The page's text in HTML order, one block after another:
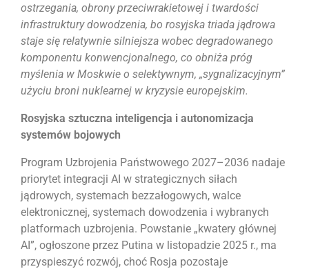
ostrzegania, obrony przeciwrakietowej i twardości
infrastruktury dowodzenia, bo rosyjska triada jądrowa
staje się relatywnie silniejsza wobec degradowanego
komponentu konwencjonalnego, co obniża próg
myślenia w Moskwie o selektywnym, „sygnalizacyjnym”
użyciu broni nuklearnej w kryzysie europejskim.
Rosyjska sztuczna inteligencja i autonomizacja
systemów bojowych
Program Uzbrojenia Państwowego 2027–2036 nadaje
priorytet integracji AI w strategicznych siłach
jądrowych, systemach bezzałogowych, walce
elektronicznej, systemach dowodzenia i wybranych
platformach uzbrojenia. Powstanie „kwatery głównej
AI”, ogłoszone przez Putina w listopadzie 2025 r., ma
przyspieszyć rozwój, choć Rosja pozostaje